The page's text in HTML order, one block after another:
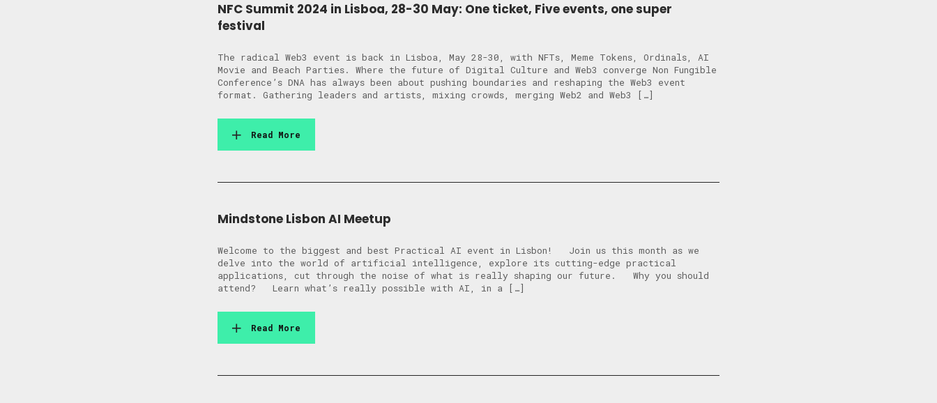
NFC Summit 2024 in Lisboa, 28-30 May: One ticket, Five events, one super
festival
The radical Web3 event is back in Lisboa, May 28-30, with NFTs, Meme Tokens, Ordinals, AI
Movie and Beach Parties. Where the future of Digital Culture and Web3 converge Non Fungible
Conference’s DNA has always been about pushing boundaries and reshaping the Web3 event
format. Gathering leaders and artists, mixing crowds, merging Web2 and Web3 […]
Read More
Mindstone Lisbon AI Meetup
Welcome to the biggest and best Practical AI event in Lisbon! Join us this month as we
delve into the world of artificial intelligence, explore its cutting-edge practical
applications, cut through the noise of what is really shaping our future. Why you should
attend? Learn what’s really possible with AI, in a […]
Read More